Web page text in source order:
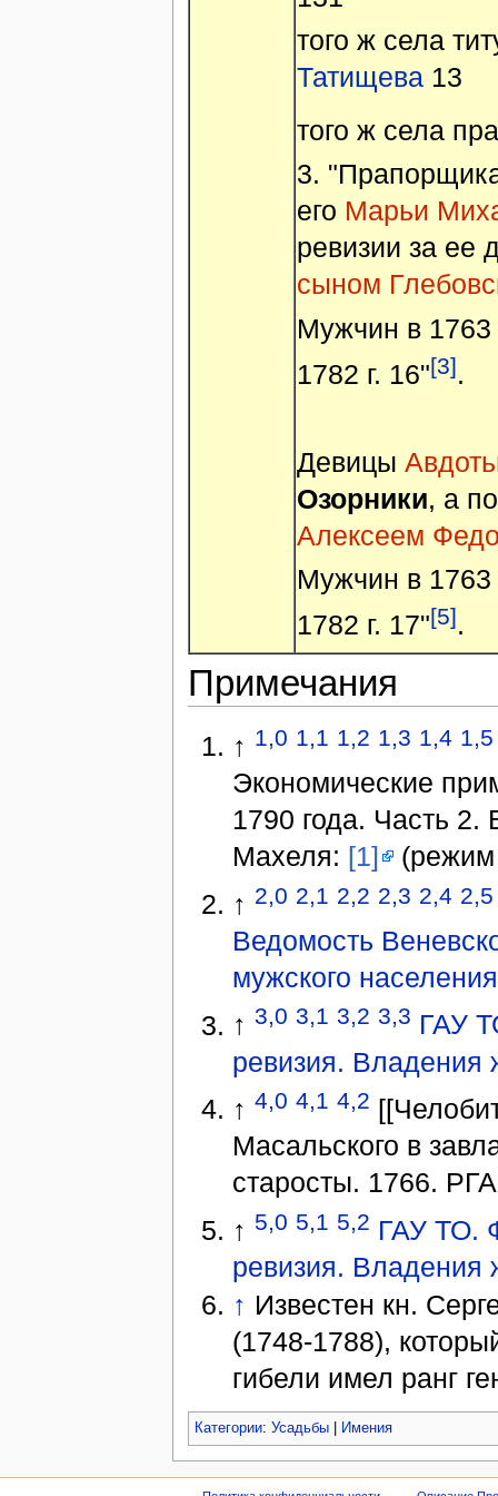
того ж села
Татищева13
того ж села
3.
его Марьи
ревизии за ее
сыном
Мужчин в 1763
1782 г. 16"[3].
Девицы
Озорники, а
Алексеем
Мужчин в 1763
1782 г. 17"[5].
Примечания
↑ 1,0 1,1 1,2 1,3 1,4 1,5
Экономические
1790 года. Часть 2.
Махеля: [1]
(режим
↑ 2,0 2,1 2,2 2,3 2,4 2,5
Ведомость
мужского
↑3,0 3,1 3,2 3,3 ГАУ
ревизия.
↑4,0 4,1 4,2
Масальского в
старосты. 1766.
↑ 5,0 5,1 5,2 ГАУ ТО.
ревизия.
↑ Известен кн.
(1748-1788),
гибели имел ранг
Категории: Усадьбы| Имения